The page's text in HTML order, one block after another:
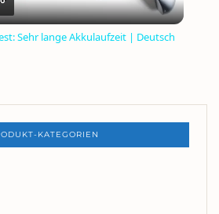
VIDEO
Sehr lange Akkulaufzeit | Deutsch
KATEGORIEN